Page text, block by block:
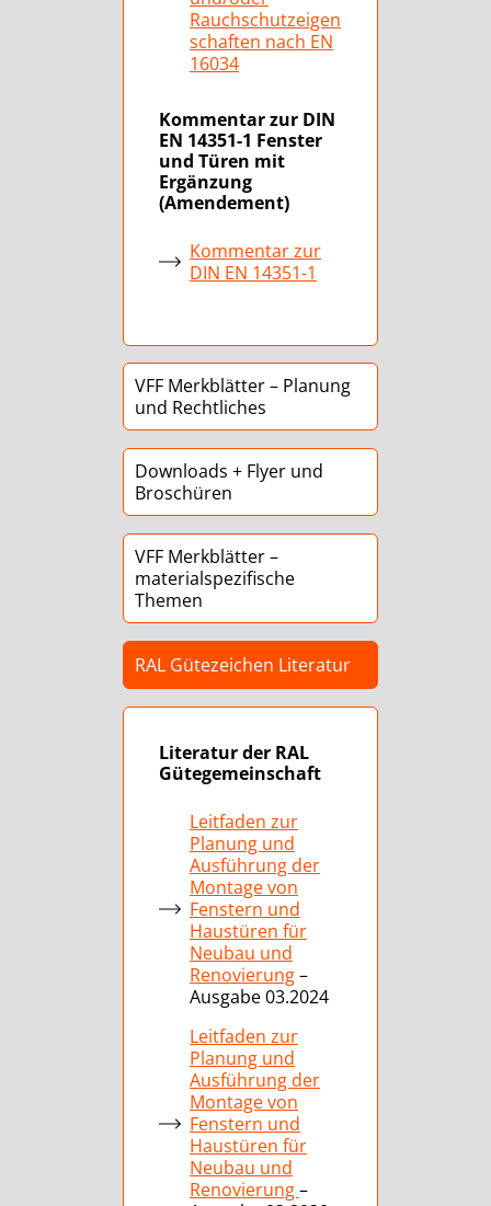
Rauchschutzeigen
schaften nach EN
16034
Kommentar zur DIN
EN 14351-1 Fenster
und Türen mit
Ergänzung
(Amendement)
Kommentar zur
DIN EN 14351-1
VFF Merkblätter – Planung
und Rechtliches
Downloads + Flyer und
Broschüren
VFF Merkblätter –
materialspezifische
Themen
RAL Gütezeichen Literatur
Literatur der RAL
Gütegemeinschaft
Leitfaden zur
Planung und
Ausführung der
Montage von
Fenstern und
Haustüren für
Neubau und
Renovierung–
Ausgabe 03.2024
Leitfaden zur
Planung und
Ausführung der
Montage von
Fenstern und
Haustüren für
Neubau und
Renovierung–